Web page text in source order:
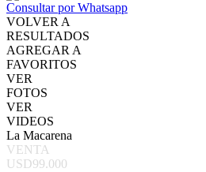
Consultar por Whatsapp
VOLVER A
RESULTADOS
AGREGAR A
FAVORITOS
VER
FOTOS
VER
VIDEOS
La Macarena
VENTA
USD99.000